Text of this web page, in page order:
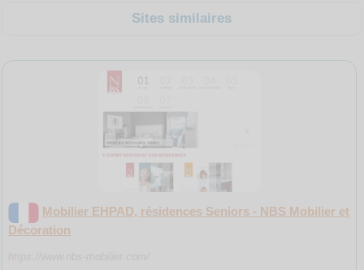
Sites similaires
Mobilier EHPAD, résidences Seniors - NBS Mobilier et
Décoration